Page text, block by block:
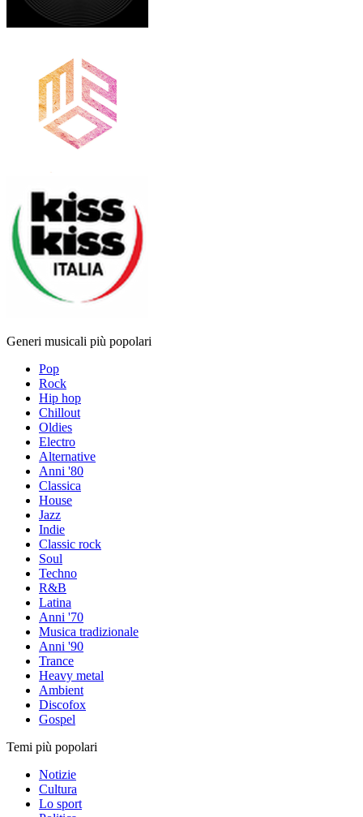
Generi musicali più popolari
Pop
Rock
Hip hop
Chillout
Oldies
Electro
Alternative
Anni '80
Classica
House
Jazz
Indie
Classic rock
Soul
Techno
R&B
Latina
Anni '70
Musica tradizionale
Anni '90
Trance
Heavy metal
Ambient
Discofox
Gospel
Temi più popolari
Notizie
Cultura
Lo sport